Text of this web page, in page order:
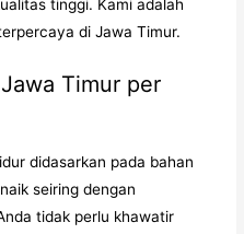
tinggi. Kami adalah
di Jawa Timur.
Jawa Timur per
didasarkan pada bahan
seiring dengan
tidak perlu khawatir